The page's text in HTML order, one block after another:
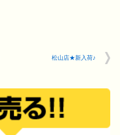
松山店★新入荷♪